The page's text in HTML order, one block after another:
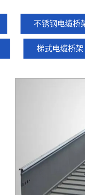
不锈钢电缆桥
梯式电缆桥架